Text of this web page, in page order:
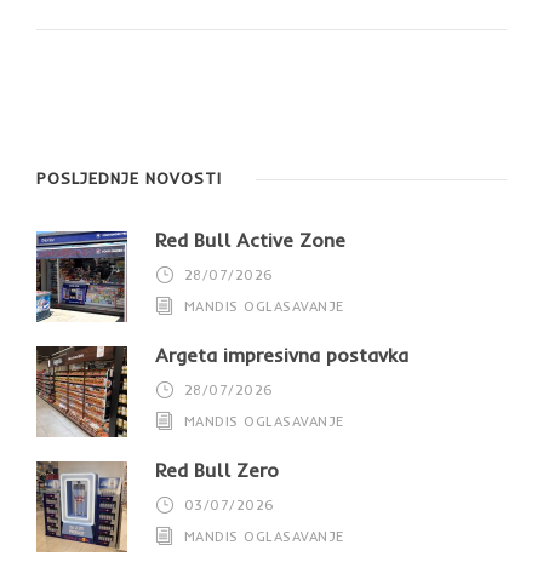
POSLJEDNJE NOVOSTI
Red Bull Active Zone
28/07/2026
MANDIS OGLASAVANJE
Argeta impresivna postavka
28/07/2026
MANDIS OGLASAVANJE
Red Bull Zero
03/07/2026
MANDIS OGLASAVANJE